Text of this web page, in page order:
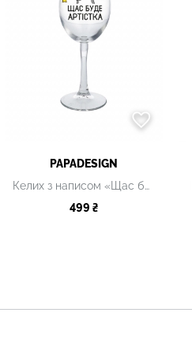
PAPADESIGN
Келих з написом «Щас буде артистка»
499 ₴